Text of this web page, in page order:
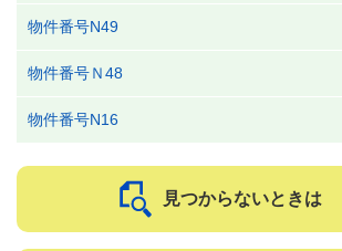
物件番号N49
物件番号Ｎ48
物件番号N16
見つからないときは